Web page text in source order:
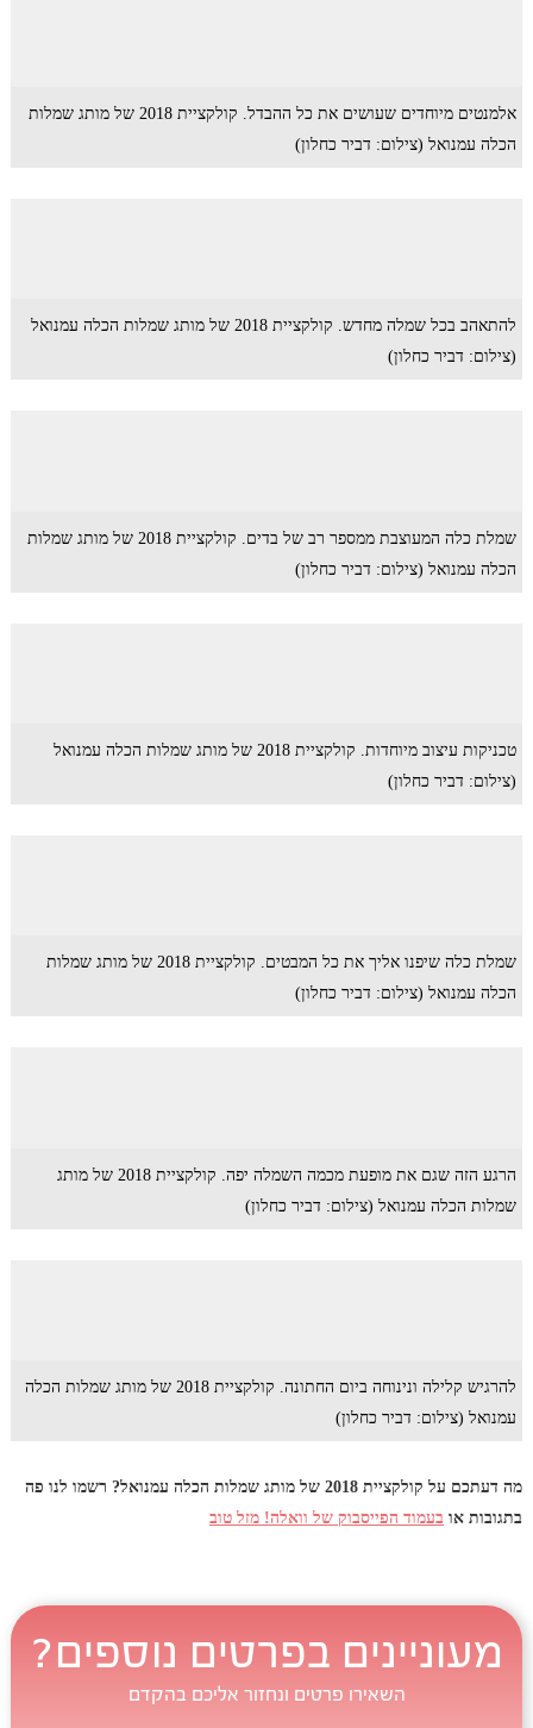
אלמנטים מיוחדים שעושים את כל ההבדל. קולקציית 2018 של מותג שמלות
הכלה עמנואל (צילום: דביר כחלון)
להתאהב בכל שמלה מחדש. קולקציית 2018 של מותג שמלות הכלה עמנואל
(צילום: דביר כחלון)
שמלת כלה המעוצבת ממספר רב של בדים. קולקציית 2018 של מותג שמלות
הכלה עמנואל (צילום: דביר כחלון)
טכניקות עיצוב מיוחדות. קולקציית 2018 של מותג שמלות הכלה עמנואל
(צילום: דביר כחלון)
שמלת כלה שיפנו אליך את כל המבטים. קולקציית 2018 של מותג שמלות
הכלה עמנואל (צילום: דביר כחלון)
הרגע הזה שגם את מופעת מכמה השמלה יפה. קולקציית 2018 של מותג
שמלות הכלה עמנואל (צילום: דביר כחלון)
להרגיש קלילה ונינוחה ביום החתונה. קולקציית 2018 של מותג שמלות הכלה
עמנואל (צילום: דביר כחלון)
מה דעתכם על קולקציית 2018 של מותג שמלות הכלה עמנואל? רשמו לנו פה
בתגובות או בעמוד הפייסבוק של וואלה! מזל טוב
מעוניינים בפרטים נוספים?
השאירו פרטים ונחזור אליכם בהקדם